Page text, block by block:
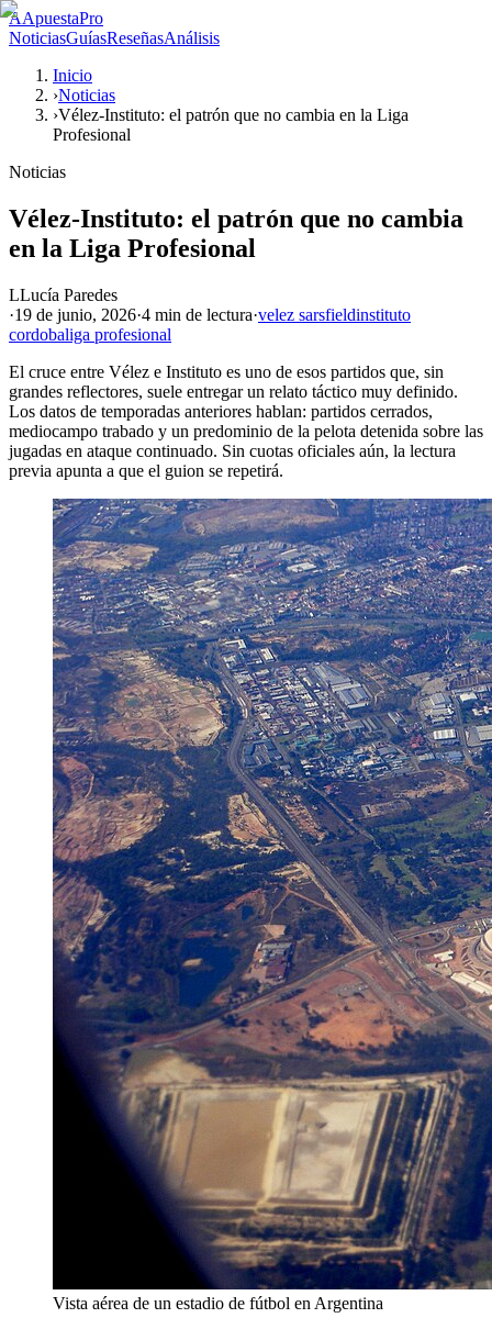
AApuestaPro
NoticiasGuíasReseñasAnálisis
Inicio
›Noticias
›Vélez-Instituto: el patrón que no cambia en la Liga
Profesional
Noticias
Vélez-Instituto: el patrón que no cambia
en la Liga Profesional
LLucía Paredes
·19 de junio, 2026·4 min de lectura·velez sarsfieldinstituto
cordobaliga profesional
El cruce entre Vélez e Instituto es uno de esos partidos que, sin
grandes reflectores, suele entregar un relato táctico muy definido.
Los datos de temporadas anteriores hablan: partidos cerrados,
mediocampo trabado y un predominio de la pelota detenida sobre las
jugadas en ataque continuado. Sin cuotas oficiales aún, la lectura
previa apunta a que el guion se repetirá.
Vista aérea de un estadio de fútbol en Argentina